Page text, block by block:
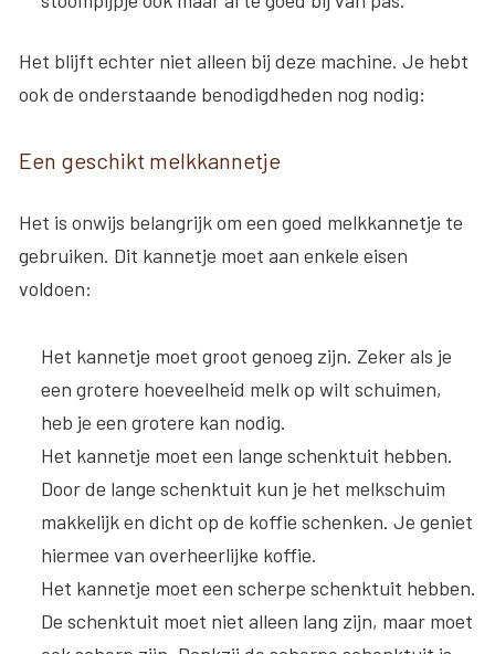
Het blijft echter niet alleen bij deze machine. Je hebt
ook de onderstaande benodigdheden nog nodig:
Een geschikt melkkannetje
Het is onwijs belangrijk om een goed melkkannetje te
gebruiken. Dit kannetje moet aan enkele eisen
voldoen:
Het kannetje moet groot genoeg zijn. Zeker als je
een grotere hoeveelheid melk op wilt schuimen,
heb je een grotere kan nodig.
Het kannetje moet een lange schenktuit hebben.
Door de lange schenktuit kun je het melkschuim
makkelijk en dicht op de koffie schenken. Je geniet
hiermee van overheerlijke koffie.
Het kannetje moet een scherpe schenktuit hebben.
De schenktuit moet niet alleen lang zijn, maar moet